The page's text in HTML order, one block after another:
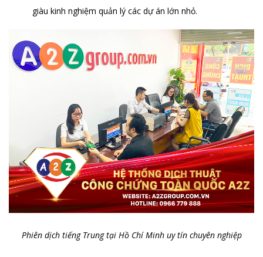
giàu kinh nghiệm quản lý các dự án lớn nhỏ.
Phiên dịch tiếng Trung tại Hồ Chí Minh uy tín chuyên nghiệp